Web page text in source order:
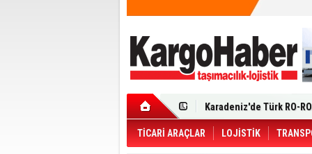
Ege Bölgesi'nin ilk
Durumu Ağır
Turhan Özen Saudia
Turkish Cargo’dan
Renault Trucks T 480
TİCARİ ARAÇLAR LOJİSTİK